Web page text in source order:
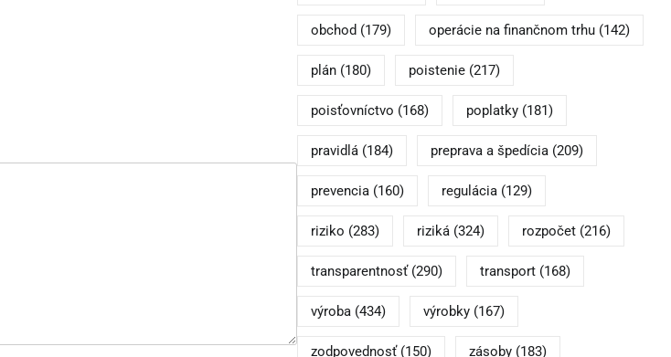
obchod (179) operácie na finančnom trhu(142)
plán(180) poistenie(217)
poisťovníctvo (168) poplatky(181)
pravidlá(184) preprava a špedícia(209)
prevencia(160) regulácia(129)
riziko (283) riziká(324) rozpočet(216)
transparentnosť(290) transport(168)
výroba(434) výrobky(167)
zodpovednosť(150) zásoby(183)